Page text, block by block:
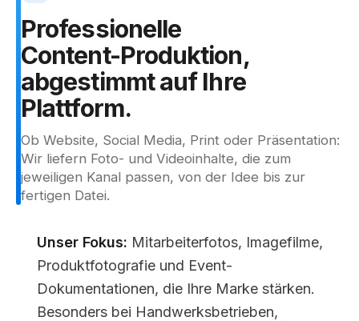
Professionelle
Content-Produktion,
abgestimmtauf Ihre
Plattform.
Ob Website, Social Media, Print oder Präsentation:
Wir liefern Foto- und Videoinhalte, die zum
jeweiligen Kanal passen, von der Idee bis zur
fertigen Datei.
Unser Fokus: Mitarbeiterfotos, Imagefilme,
Produktfotografie und Event-
Dokumentationen, die Ihre Marke stärken.
Besonders bei Handwerksbetrieben,